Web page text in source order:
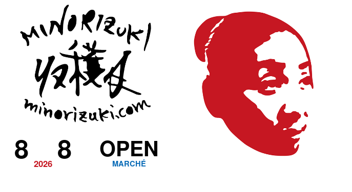
2026
8 8 MARCHÉ
OPEN